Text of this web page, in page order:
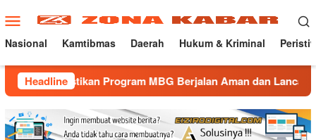
ke
konten
Menu
Mobile
Nasional Kamtibmas Daerah Hukum & Kriminal
Headline
Program MBG Berjalan Aman dan Lancar Gatur